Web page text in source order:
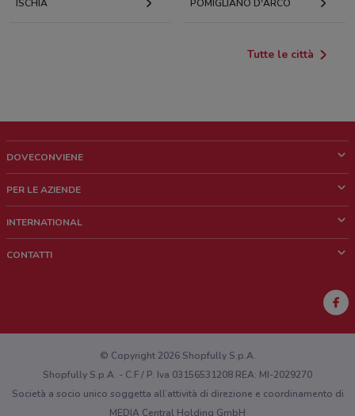
ISCHIA POMIGLIANO D'ARCO
Tutte le città
DOVECONVIENE
Chi siamo
Lavora con noi
PER LE AZIENDE
Richieste commerciali e marketing
INTERNATIONAL
CONTATTI
Hai un malfunzionamento sul web o sull'app?
© Copyright 2026 Shopfully S.p.A.
Shopfully S.p.A. - C.F / P. Iva 03156531208 REA: MI-2029270
Società a socio unico soggetta all’attività di direzione e coordinamento di
MEDIA Central Holding GmbH